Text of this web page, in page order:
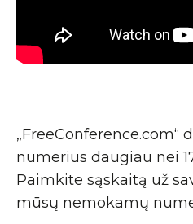
numerius daugiau nei
Paimkite sąskaitą už
mūsų nemokamų